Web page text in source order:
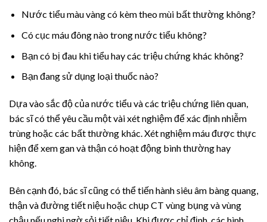
Nước tiểu màu vàng có kèm theo mùi bất thường không?
Có cục máu đông nào trong nước tiểu không?
Bạn có bị đau khi tiểu hay các triệu chứng khác không?
Bạn đang sử dụng loại thuốc nào?
Dựa vào sắc độ của nước tiểu và các triệu chứng liên quan,
bác sĩ có thể yêu cầu một vài xét nghiệm để xác định nhiễm
trùng hoặc các bất thường khác. Xét nghiệm máu được thực
hiện để xem gan và thận có hoạt động bình thường hay
không.
Bên cạnh đó, bác sĩ cũng có thể tiến hành siêu âm bàng quang,
thận và đường tiết niệu hoặc chụp CT vùng bụng và vùng